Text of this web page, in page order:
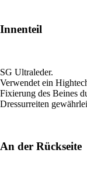
Innenteil
SG Ultraleder.
Verwendet ein
Fixierung des Beines
Dressurreiten
An der Rückseite